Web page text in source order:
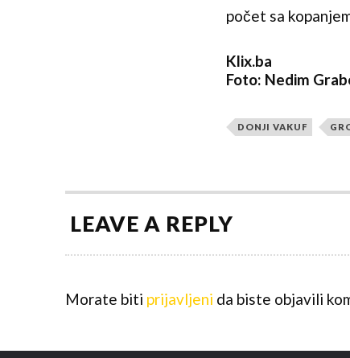
počet sa
Klix.ba
Foto: Nedim
DONJI VAKUF
LEAVE A REPLY
Morate biti prijavljeni da biste objavili